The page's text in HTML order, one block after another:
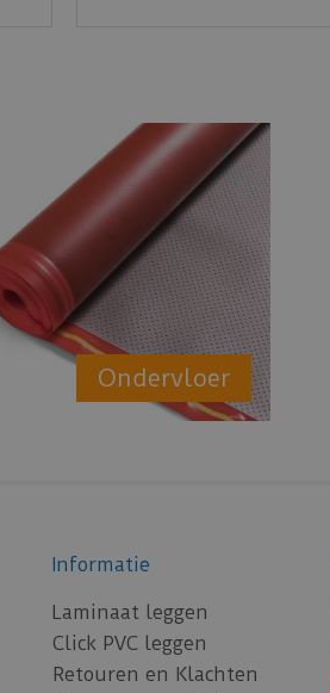
Ondervloer
Informatie
Laminaat leggen
Click PVC leggen
Retouren en Klachten